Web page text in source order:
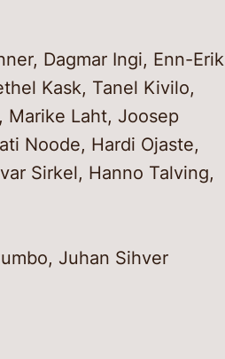
Dagmar Ingi, Enn-Erik
Kask, Tanel Kivilo,
Marike Laht, Joosep
Noode, Hardi Ojaste,
Sirkel, Hanno Talving,
Juhan Sihver